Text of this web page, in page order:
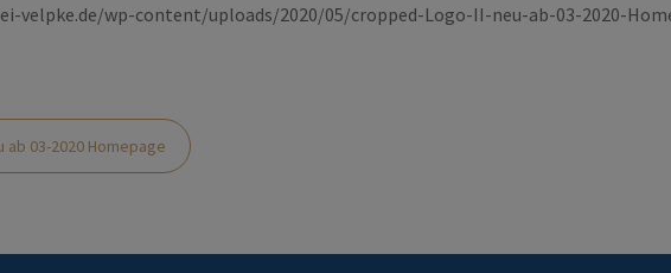
velpke.de/wp-content/uploads/2020/05/cropped-Logo-II-neu-ab-03-2020-
ab 03-2020 Homepage